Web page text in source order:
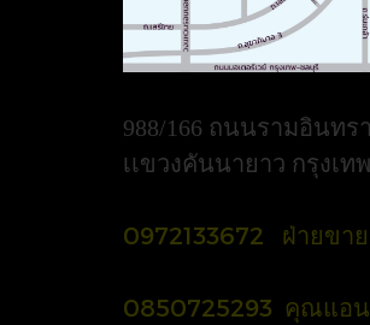
988/166 ถนนรามอินทร
เเขวงคันนายาว กรุงเท
0972133672 ฝ่ายขา
0850725293 คุณแอน